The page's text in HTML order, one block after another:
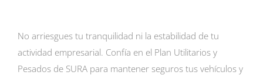
No arriesgues tu tranquilidad ni la estabilidad de tu
actividad empresarial. Confía en el Plan Utilitarios y
Pesados de SURA para mantener seguros tus vehículos y